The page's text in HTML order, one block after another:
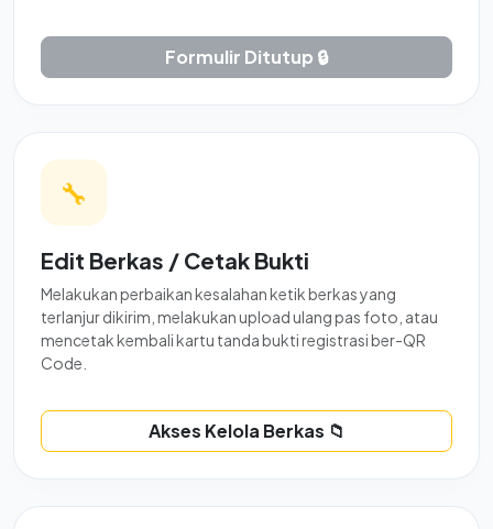
Formulir Ditutup 🔒
🔧
Edit Berkas / Cetak Bukti
Melakukan perbaikan kesalahan ketik berkas yang
terlanjur dikirim, melakukan upload ulang pas foto, atau
mencetak kembali kartu tanda bukti registrasi ber-QR
Code.
Akses Kelola Berkas 📁